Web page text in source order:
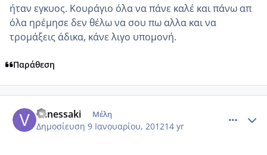
ήταν εγκυος. Κουράγιο όλα να πάνε καλέ και πάνω απ
όλα ηρέμησε δεν θέλω να σου πω αλλα και να
τρομάξεις άδικα, κάνε λιγο υπομονή.
Παράθεση
vanessaki Μέλη
Δημοσίευση 9 Ιανουαρίου, 201214 yr